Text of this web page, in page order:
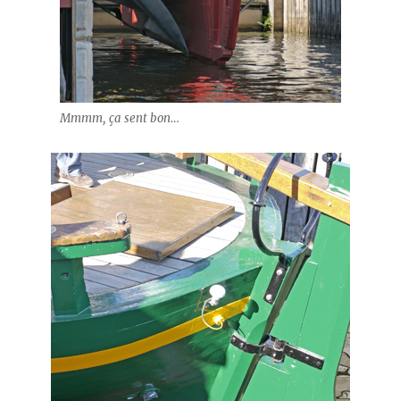
Mmmm, ça sent bon…